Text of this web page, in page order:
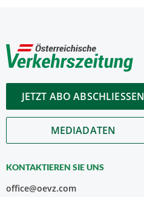
JETZT ABO ABSCHLIESSEN
MEDIADATEN
KONTAKTIEREN SIE UNS
office@oevz.com